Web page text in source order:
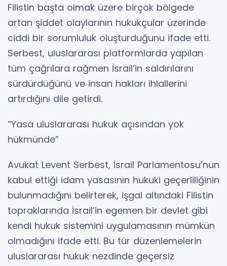
Filistin başta olmak üzere birçok bölgede
artan şiddet olaylarının hukukçular üzerinde
ciddi bir sorumluluk oluşturduğunu ifade etti.
Serbest, uluslararası platformlarda yapılan
tüm çağrılara rağmen İsrail’in saldırılarını
sürdürdüğünü ve insan hakları ihlallerini
artırdığını dile getirdi.
“Yasa uluslararası hukuk açısından yok
hükmünde”
Avukat Levent Serbest, İsrail Parlamentosu’nun
kabul ettiği idam yasasının hukuki geçerliliğinin
bulunmadığını belirterek, işgal altındaki Filistin
topraklarında İsrail’in egemen bir devlet gibi
kendi hukuk sistemini uygulamasının mümkün
olmadığını ifade etti. Bu tür düzenlemelerin
uluslararası hukuk nezdinde geçersiz